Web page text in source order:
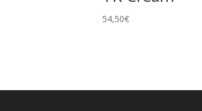
54,50€